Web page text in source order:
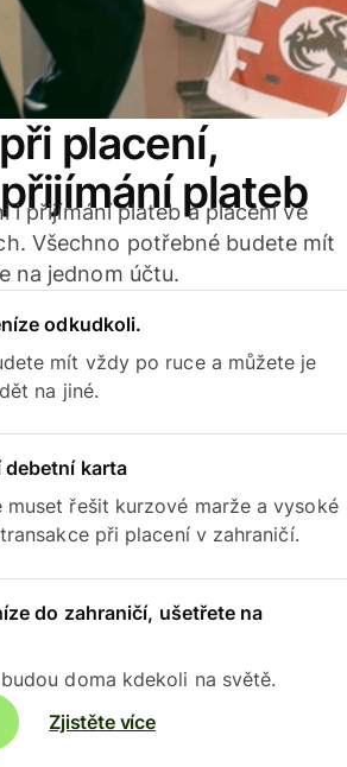
placení,
plateb
i přijímání plateb a placení ve
Všechno potřebné budete mít
na jednom účtu.
odkudkoli.
mít vždy po ruce a můžete je
na jiné.
karta
muset řešit kurzové marže a vysoké
při placení v zahraničí.
do zahraničí, ušetřete na
doma kdekoli na světě.
Zjistěte více